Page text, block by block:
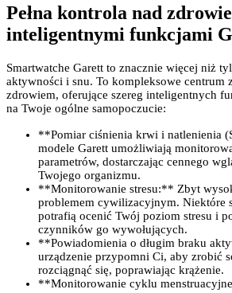
Pełna kontrola nad
inteligentnymi funkcjami
Smartwatche Garett to znacznie więcej niż
aktywności i snu. To kompleksowe centrum
zdrowiem, oferujące szereg inteligentnych
na Twoje ogólne samopoczucie:
**Pomiar ciśnienia krwi i natlenienia
modele Garett umożliwiają
parametrów, dostarczając cennego
Twojego organizmu.
**Monitorowanie stresu:** Zbyt
problemem cywilizacyjnym. Niektóre
potrafią ocenić Twój poziom stresu i
czynników go wywołujących.
**Powiadomienia o długim braku
urządzenie przypomni Ci, aby zrobić
rozciągnąć się, poprawiając krążenie.
**Monitorowanie cyklu